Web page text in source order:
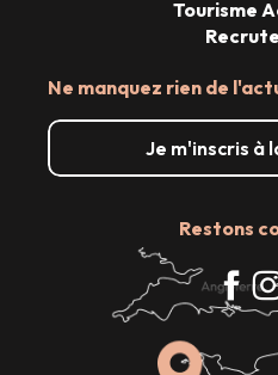
Ne manquez rien de
Je m'inscris à
Restons
Tourisme